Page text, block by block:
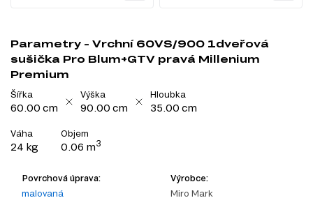
Parametry - Vrchní 60VS/900 1dveřová
sušička Pro Blum+GTV pravá Millenium
Premium
Šířka
60.00 cm
Výška
90.00 cm
Hloubka
35.00 cm
Váha
24 kg
Objem
0.06 m3
Povrchová úprava:
malovaná
Výrobce:
Miro Mark